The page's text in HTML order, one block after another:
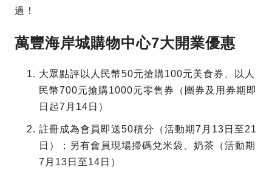
過！
萬豐海岸城購物中心7大開業優惠
大眾點評以人民幣50元搶購100元美食券、以人
民幣700元搶購1000元零售券（團券及用券期即
日起7月14日）
註冊成為會員即送50積分（活動期7月13日至21
日）；另有會員現場掃碼兌米袋、奶茶（活動期
7月13日至14日）